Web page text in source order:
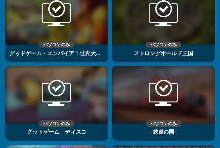
パソコンのみ
グッドゲーム・エンパイア：世界大戦3
パソコンのみ
ストロングホールド王国
パソコンのみ
グッドゲーム ディスコ
パソコンのみ
鉄道の国